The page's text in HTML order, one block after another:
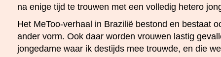
na enige tijd te trouwen met een volledig hetero
Het MeToo-verhaal in Brazilië bestond en bestaat
ander vorm. Ook daar worden vrouwen lastig
jongedame waar ik destijds mee trouwde, en die